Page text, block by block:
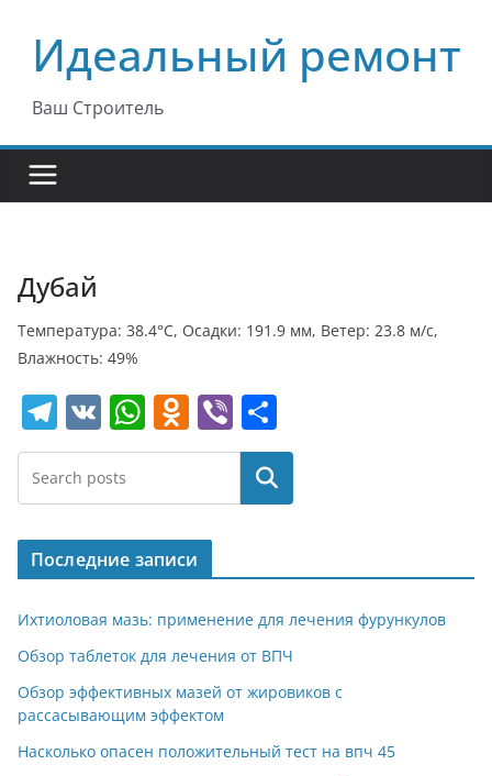
содержимому
Идеальный ремонт
Ваш Строитель
Дубай
Температура: 38.4°C, Осадки: 191.9 мм, Ветер: 23.8 м/с,
Влажность: 49%
T
el
e
gr
a
m
V
K
W
h
s
A
p
p
O
d
o
kl
a
ss
ni
ki
Vi
b
er
т
п
р
в
и
т
ь
Поиск
Последние записи
Ихтиоловая мазь: применение для лечения фурункулов
Обзор таблеток для лечения от ВПЧ
Обзор эффективных мазей от жировиков с
рассасывающим эффектом
Насколько опасен положительный тест на впч 45